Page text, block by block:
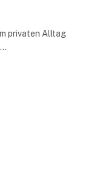
privaten Alltag